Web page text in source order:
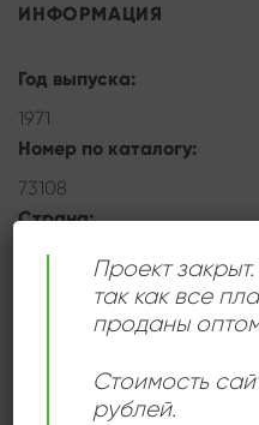
ИНФОРМАЦИЯ
Год выпуска:
1971
Номер по каталогу:
73108
Страна:
США
Проект
так как все
проданы
Стоимость
рублей.